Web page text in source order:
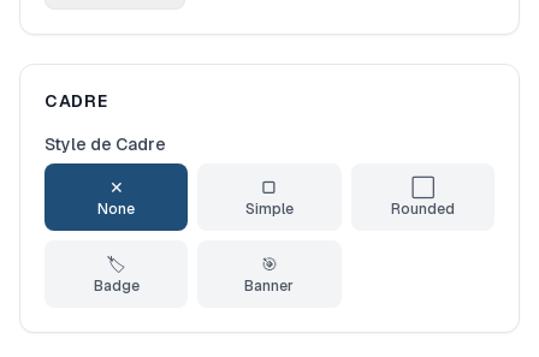
CADRE
Style de Cadre
✕
None
▢
Simple Rounded
🏷️
Badge
🎯
Banner